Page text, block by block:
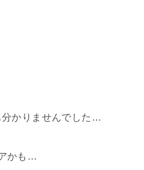
分かりませんでした…
かも…